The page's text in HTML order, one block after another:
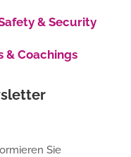
& Security
& Coachings
Sie